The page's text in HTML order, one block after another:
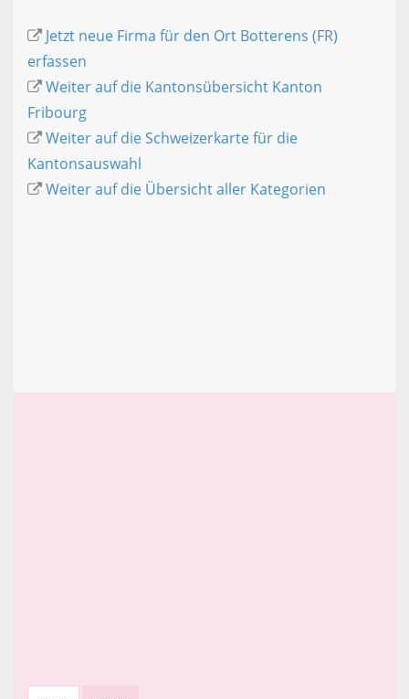
Jetzt neue Firma für den Ort Botterens (FR)
erfassen
Weiter auf die Kantonsübersicht Kanton
Fribourg
Weiter auf die Schweizerkarte für die
Kantonsauswahl
Weiter auf die Übersicht aller Kategorien